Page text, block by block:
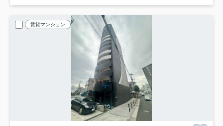
賃貸マンション